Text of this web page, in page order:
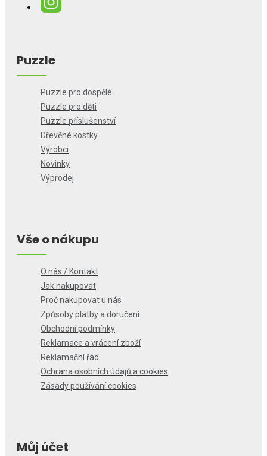
Puzzle
Puzzle pro dospělé
Puzzle pro děti
Puzzle příslušenství
Dřevěné kostky
Výrobci
Novinky
Výprodej
Vše o nákupu
O nás / Kontakt
Jak nakupovat
Proč nakupovat u nás
Způsoby platby a doručení
Obchodní podmínky
Reklamace a vrácení zboží
Reklamační řád
Ochrana osobních údajů a cookies
Zásady používání cookies
Můj účet